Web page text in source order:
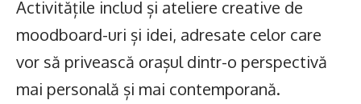
Activitățile includ și ateliere creative de
moodboard-uri și idei, adresate celor care
vor să privească orașul dintr-o perspectivă
mai personală și mai contemporană.